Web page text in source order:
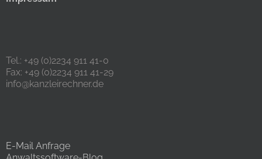
Tel.: +49 (0)2234 911 41-0
Fax: +49 (0)2234 911 41-29
info@kanzleirechner.de
E-Mail Anfrage